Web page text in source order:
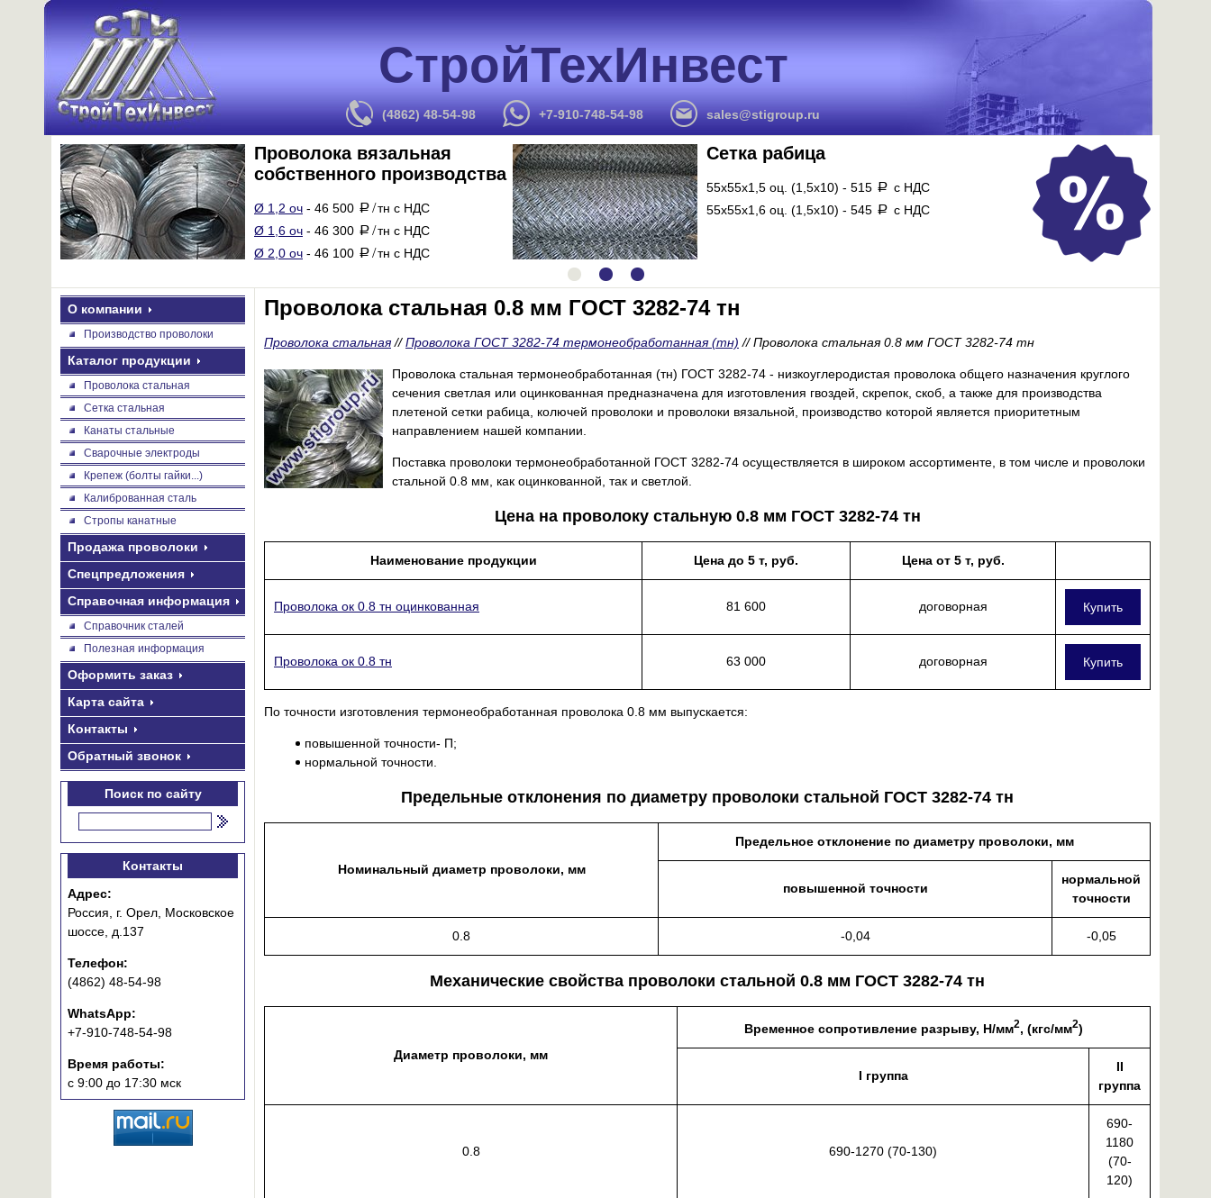
СтройТехИнвест
(4862) 48-54-98 +7-910-748-54-98 sales@stigroup.ru
Проволока вязальная
собственного производства
Ø 1,2 оч - 46 500 a /тн с НДС
Ø 1,6 оч - 46 300 a /тн с НДС
Ø 2,0 оч - 46 100 a /тн с НДС
Сетка рабица
55х55х1,5 оц. (1,5х10) - 515 a
с НДС
55х55х1,6 оц. (1,5х10) - 545 a с НДС
О компании
Производство проволоки
Каталог продукции
Проволока стальная
Сетка стальная
Канаты стальные
Сварочные электроды
Крепеж (болты гайки...)
Калиброванная сталь
Стропы канатные
Продажа проволоки
Спецпредложения
Справочная информация
Справочник сталей
Полезная информация
Оформить заказ
Карта сайта
Контакты
Обратный звонок
Поиск по сайту
Контакты
Адрес:
Россия, г. Орел, Московское
шоссе, д.137
Телефон:
(4862) 48-54-98
WhatsApp:
+7-910-748-54-98
Время работы:
с 9:00 до 17:30 мск
Проволока стальная 0.8 мм ГОСТ 3282-74 тн
Проволока стальная//Проволока ГОСТ 3282-74 термонеобработанная (тн) //Проволока стальная 0.8 мм ГОСТ 3282-74 тн
Проволока стальная термонеобработанная (тн) ГОСТ 3282-74 - низкоуглеродистая проволока общего назначения круглого
сечения светлая или оцинкованная предназначена для изготовления гвоздей, скрепок, скоб, а также для производства
плетеной сетки рабица, колючей проволоки и проволоки вязальной, производство которой является приоритетным
направлением нашей компании.
Поставка проволоки термонеобработанной ГОСТ 3282-74 осуществляется в широком ассортименте, в том числе и проволоки
стальной 0.8 мм, как оцинкованной, так и светлой.
Цена на проволоку стальную 0.8 мм ГОСТ 3282-74 тн
Наименование продукции Цена до 5 т, руб. Цена от 5 т, руб.
Проволока ок 0.8 тн оцинкованная 81 600 договорная Купить
Проволока ок 0.8 тн 63 000 договорная Купить
По точности изготовления термонеобработанная проволока 0.8 мм выпускается:
повышенной точности- П;
нормальной точности.
Предельные отклонения по диаметру проволоки стальной ГОСТ 3282-74 тн
Номинальный диаметр проволоки, мм
Предельное отклонение по диаметру проволоки, мм
повышенной точности
нормальной
точности
0.8 -0,04 -0,05
Механические свойства проволоки стальной 0.8 мм ГОСТ 3282-74 тн
Диаметр проволоки, мм
Временное сопротивление разрыву, Н/мм2, (кгс/мм2)
I группа
II
группа
0.8 690-1270 (70-130)
690-
1180
(70-
120)